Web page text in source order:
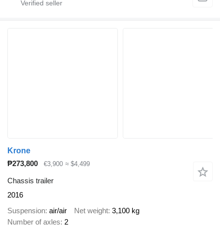
Krone
₱273,800
€3,900 ≈ $4,499
Chassis trailer
2016
Suspension air/air Net weight 3,100 kg
Number of axles 2